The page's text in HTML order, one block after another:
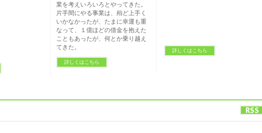
業を考えいろいろとやってきた。
片手間にやる事業は、殆ど上手く
いかなかったが、たまに幸運も重
なって、１億ほどの借金を抱えた
こともあったが、何とか乗り越え
てきた。
詳しくはこちら
詳しくはこちら
RSS